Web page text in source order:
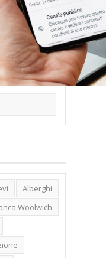
Alberghi
Woolwich